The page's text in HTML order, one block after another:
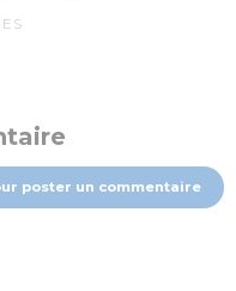
poster un commentaire